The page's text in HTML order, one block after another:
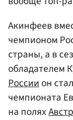
Акинфеев
чемпионом
страны, а в
обладателем
России он
чемпионата
на полях